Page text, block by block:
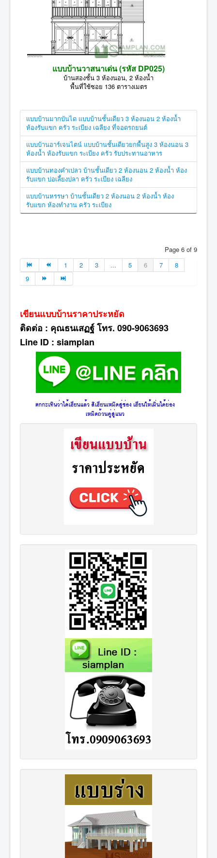
แบบบ้านวาสนาเด่น (รหัส DP025)
บ้านสองชั้น 3 ห้องนอน, 2 ห้องน้ำ
พื้นที่ใช้ซอย 136 ตารางเมตร
แบบบ้านมากบันได แบบบ้านชั้นเดียว 3 ห้องนอน 2 ห้องน้ำ
ห้องรับแขก ครัว ระเบียง เฉลียง ที่จอดรถยนต์
แบบบ้านอาร์เจนไตน์ แบบบ้านชั้นเดียวยกพื้นสูง 3 ห้องนอน 3
ห้องน้ำ ห้องรับแขก ระเบียง ครัว รับประทานอาหาร
แบบบ้านทองคำเปลว บ้านชั้นเดียว 2 ห้องนอน 2 ห้องน้ำ ห้อง
รับแขก บ่อเลี้ยงปลา ครัว ระเบียง เฉลียง
แบบบ้านหรรษา บ้านชั้นเดียว 2 ห้องนอน 2 ห้องน้ำ ห้อง
รับแขก ห้องทำงาน ครัว ระเบียง
Page 6 of 9
1
2 3 ... 5 6 7
8
9
เขียนแบบบ้านราคาประหยัด
ติดต่อ : คุณธนเสฏฐ์ โทร. 090-9063693
Line ID : siamplan